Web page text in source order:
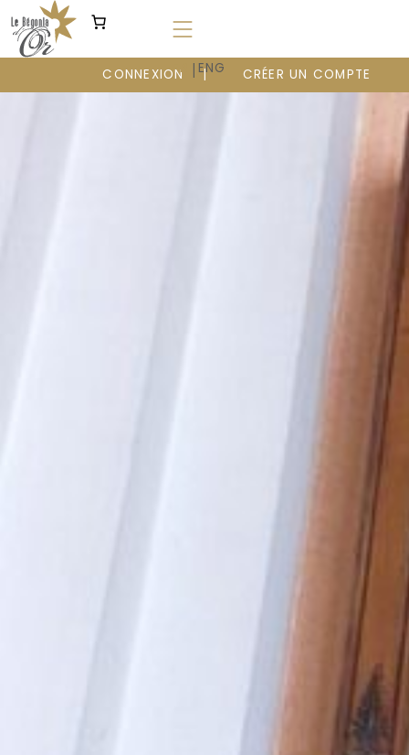
au
contenu
FR | ENG
CONNEXION CRÉER UN COMPTE